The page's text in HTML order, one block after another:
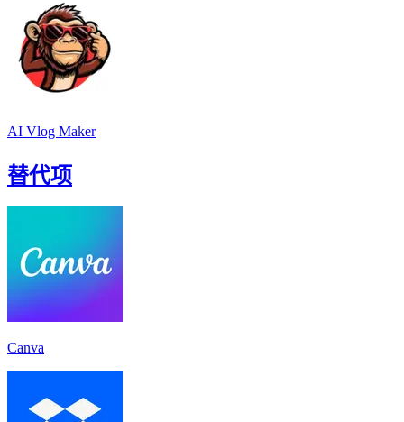
AI Vlog Maker
替代项
Canva